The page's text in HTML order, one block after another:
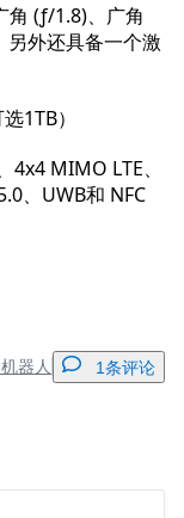
(ƒ/1.8)、广角
另外还具备一个激
1TB）
MIMO LTE、
、UWB和 NFC
器人 1条评论